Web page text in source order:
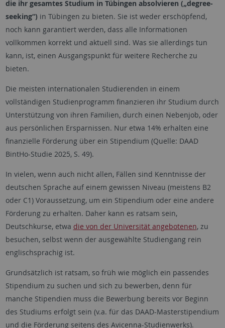
die ihr gesamtes Studium in Tübingen absolvieren („degree-
seeking“) in Tübingen zu bieten. Sie ist weder erschöpfend,
noch kann garantiert werden, dass alle Informationen
vollkommen korrekt und aktuell sind. Was sie allerdings tun
kann, ist, einen Ausgangspunkt für weitere Recherche zu
bieten.
Die meisten internationalen Studierenden in einem
vollständigen Studienprogramm finanzieren ihr Studium durch
Unterstützung von ihren Familien, durch einen Nebenjob, oder
aus persönlichen Ersparnissen. Nur etwa 14% erhalten eine
finanzielle Förderung über ein Stipendium (Quelle: DAAD
BintHo-Studie 2025, S. 49).
In vielen, wenn auch nicht allen, Fällen sind Kenntnisse der
deutschen Sprache auf einem gewissen Niveau (meistens B2
oder C1) Voraussetzung, um ein Stipendium oder eine andere
Förderung zu erhalten. Daher kann es ratsam sein,
Deutschkurse, etwa die von der Universität angebotenen, zu
besuchen, selbst wenn der ausgewählte Studiengang rein
englischsprachig ist.
Grundsätzlich ist ratsam, so früh wie möglich ein passendes
Stipendium zu suchen und sich zu bewerben, denn für
manche Stipendien muss die Bewerbung bereits vor Beginn
des Studiums erfolgt sein (v.a. für das DAAD-Masterstipendium
und die Förderung seitens des Avicenna-Studienwerks).